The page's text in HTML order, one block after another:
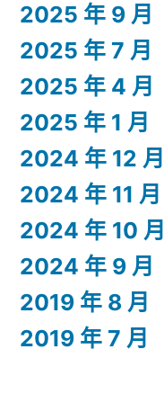
2025 年 9 月
2025 年 7 月
2025 年 4 月
2025 年 1 月
2024 年 12 月
2024 年 11 月
2024 年 10 月
2024 年 9 月
2019 年 8 月
2019 年 7 月